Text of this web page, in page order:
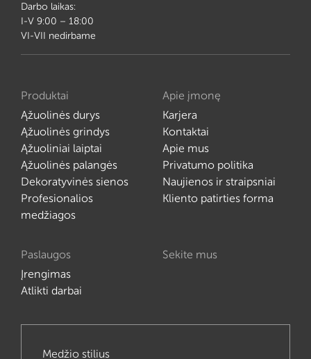
Darbo laikas:
I-V 9:00 – 18:00
VI-VII nedirbame
Produktai
Ąžuolinės durys
Ąžuolinės grindys
Ąžuoliniai laiptai
Ąžuolinės palangės
Dekoratyvinės sienos
Profesionalios
medžiagos
Apie įmonę
Karjera
Kontaktai
Apie mus
Privatumo politika
Naujienos ir straipsniai
Kliento patirties forma
Paslaugos
Įrengimas
Atlikti darbai
Sekite mus
Medžio stilius